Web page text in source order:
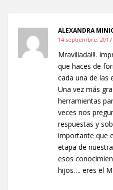
ALEXANDRA
14 septiembre, 2017
Mravillada!!!.
que haces de
cada una de las
Una vez más
herramientas
veces nos
respuestas y
importante que
etapa de
esos
hijos…. eres el